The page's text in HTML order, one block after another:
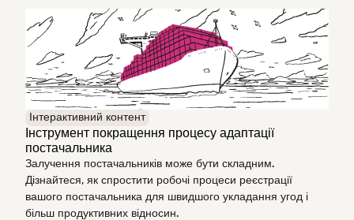
Інтерактивний контент
Інструмент покращення процесу адаптації
постачальника
Залучення постачальників може бути складним.
Дізнайтеся, як спростити робочі процеси реєстрації
вашого постачальника для швидшого укладання угод і
більш продуктивних відносин.